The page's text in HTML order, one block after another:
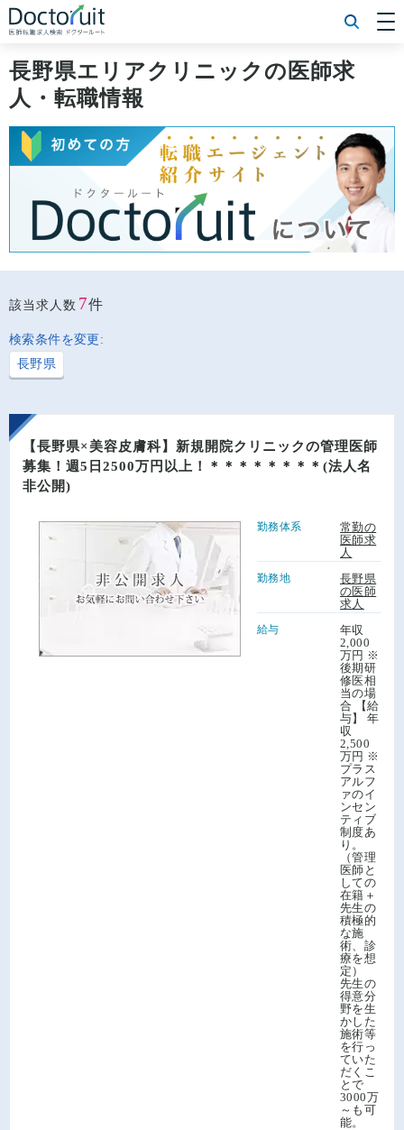
[常勤] 科目から探す
[常勤] 特徴から探す
[非常勤] エリアから探す
[非常勤] 科目から探す
Doctoruit医師転職特集
Doctoruitについて
運営者情報
プライバシーポリシー
長野県エリアクリニックの医師求
人・転職情報
該当求人数 7件
検索条件を変更:
長野県
【長野県×美容皮膚科】新規開院クリニックの管理医師
募集！週5日2500万円以上！＊＊＊＊＊＊＊＊(法人名
非公開)
勤務体系
常勤の
医師求
人
勤務地
長野県
の医師
求人
給与
年収
2,000
万円 ※
後期研
修医相
当の場
合 【給
与】 年
収
2,500
万円 ※
プラス
アルフ
ァのイ
ンセン
ティブ
制度あ
り。
（管理
医師と
しての
在籍＋
先生の
積極的
な施
術、診
療を想
定）
先生の
得意分
野を生
かした
施術等
を行っ
ていた
だくこ
とで
3000万
～も可
能。